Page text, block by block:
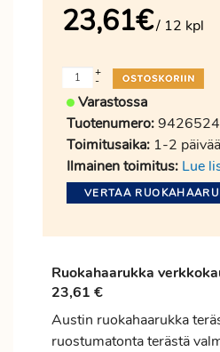
23,61€/ 12 kpl
-
+
Varastossa
Tuotenumero:9426524
Toimitusaika: 1-2 päivää
Ilmainen toimitus: Lue
VERTAA
Ruokahaarukka
23,61 €
Austin ruokahaarukka
ruostumatonta terästä